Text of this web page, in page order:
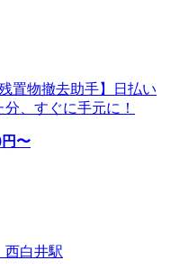
置物撤去助手】日払い
、すぐに手元に！
円〜
西白井駅